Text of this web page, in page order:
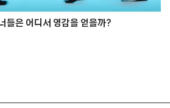
들은 어디서 영감을 얻을까?